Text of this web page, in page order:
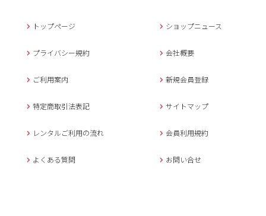
返信させていただきま
年末年始、大型連休
メールでのお問い合わせ
トップページ ショップニュース
プライバシー規約 会社概要
ご利用案内 新規会員登録
特定商取引法表記 サイトマップ
レンタルご利用の流れ 会員利用規約
よくある質問 お問い合せ